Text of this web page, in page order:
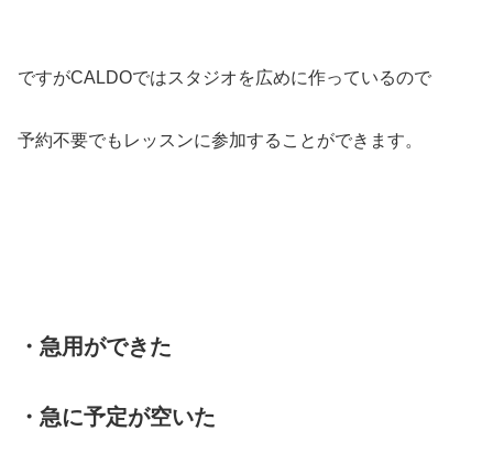
ですがCALDOではスタジオを広めに作っているので
予約不要でもレッスンに参加することができます。
・急用ができた
・急に予定が空いた